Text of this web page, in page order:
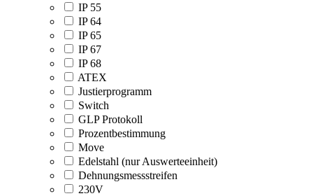
IP 55
IP 64
IP 65
IP 67
IP 68
ATEX
Justierprogramm
Switch
GLP Protokoll
Prozentbestimmung
Move
Edelstahl (nur Auswerteeinheit)
Dehnungsmessstreifen
230V